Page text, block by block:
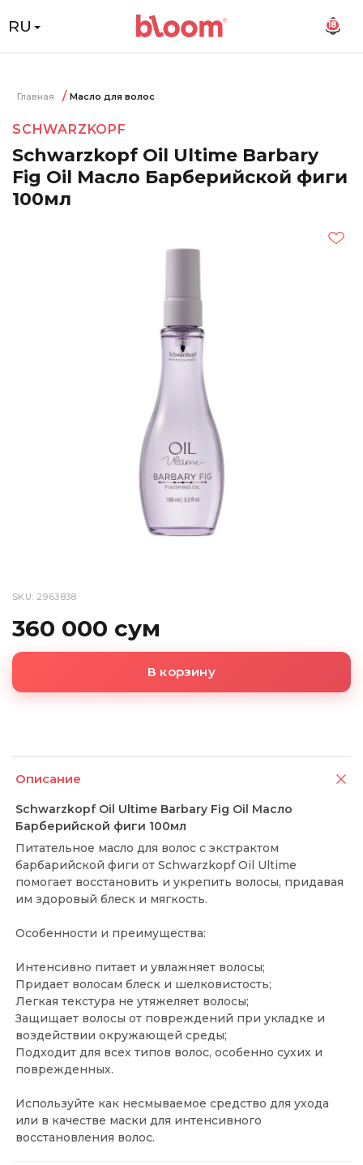
RU 18
Главная Масло для волос
SCHWARZKOPF
Schwarzkopf Oil Ultime Barbary
Fig Oil Масло Барберийской фиги
100мл
SKU: 2963838
360 000 сум
В корзину
Описание
Schwarzkopf Oil Ultime Barbary Fig Oil Масло
Барберийской фиги 100мл
Питательное масло для волос с экстрактом
барбарийской фиги от Schwarzkopf Oil Ultime
помогает восстановить и укрепить волосы, придавая
им здоровый блеск и мягкость.
Особенности и преимущества:
Интенсивно питает и увлажняет волосы;
Придает волосам блеск и шелковистость;
Легкая текстура не утяжеляет волосы;
Защищает волосы от повреждений при укладке и
воздействии окружающей среды;
Подходит для всех типов волос, особенно сухих и
поврежденных.
Используйте как несмываемое средство для ухода
или в качестве маски для интенсивного
восстановления волос.